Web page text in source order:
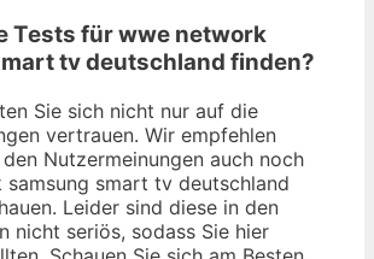
Tests für wwe network
tv deutschland finden?
Sie sich nicht nur auf die
vertrauen. Wir empfehlen
Nutzermeinungen auch noch
smart tv deutschland
Leider sind diese in den
nicht seriös, sodass Sie hier